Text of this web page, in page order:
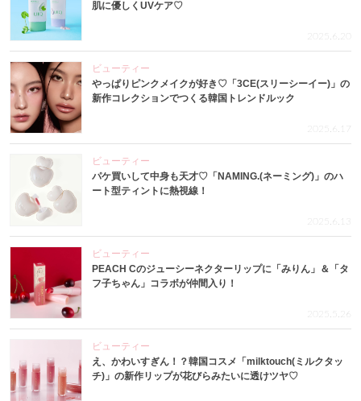
肌に優しくUVケア♡
2025.6.20
ビューティー
やっぱりピンクメイクが好き♡「3CE(スリーシーイー)」の
新作コレクションでつくる韓国トレンドルック
2025.6.17
ビューティー
パケ買いして中身も天才♡「NAMING.(ネーミング)」のハ
ート型ティントに熱視線！
2025.6.13
ビューティー
PEACH Cのジューシーネクターリップに「みりん」＆「タ
フ子ちゃん」コラボが仲間入り！
2025.5.26
ビューティー
え、かわいすぎん！？韓国コスメ「milktouch(ミルクタッ
チ)」の新作リップが花びらみたいに透けツヤ♡